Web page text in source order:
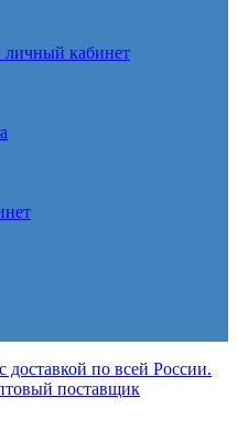
личный кабинет